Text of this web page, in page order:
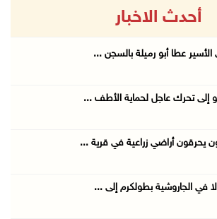
أحدث الاخبار
الأسير عطا أبو رميلة بالسجن ...
إلى تحرك عاجل لحماية الأطف ...
يحرقون أراضي زراعية في قرية ...
في الجاروشية بطولكرم إلى ...